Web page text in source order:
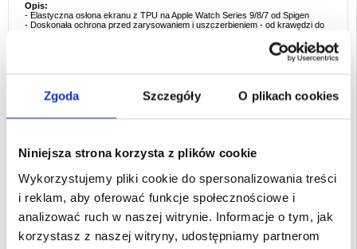
Zgoda Szczegóły O plikach cookies
Niniejsza strona korzysta z plików cookie
Wykorzystujemy pliki cookie do spersonalizowania treści
i reklam, aby oferować funkcje społecznościowe i
analizować ruch w naszej witrynie. Informacje o tym, jak
korzystasz z naszej witryny, udostępniamy partnerom
Opis:
- Elastyczna osłona ekranu z TPU na Apple Watch Series 9/8/7 od Spigen
- Doskonała ochrona przed zarysowaniem i uszczerbieniem - od krawędzi do
- Neo Flex jest kompatybilna ze wszystkimi etui marki Spigen na Apple Watch
W zestawie:
- 1 x Zestaw do instalacji
Series 7
EAN: 8809811856545
Powiązane kategorie: Bluetooth,Smartwatch,Akcesoria Apple Watch,Szkło